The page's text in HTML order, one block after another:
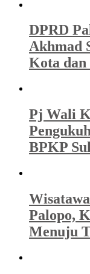
DPRD
Akhmad
Kota
Pj Wali
BPKP
Palopo,
Menuju